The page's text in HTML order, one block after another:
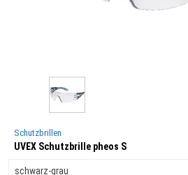
Schutzbrillen
UVEX Schutzbrille pheos S